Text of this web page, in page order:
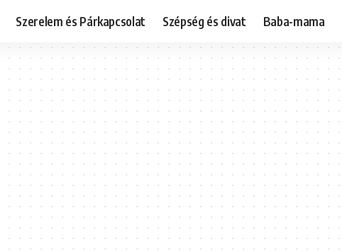
Szerelem és Párkapcsolat Szépség és divat Baba-mama